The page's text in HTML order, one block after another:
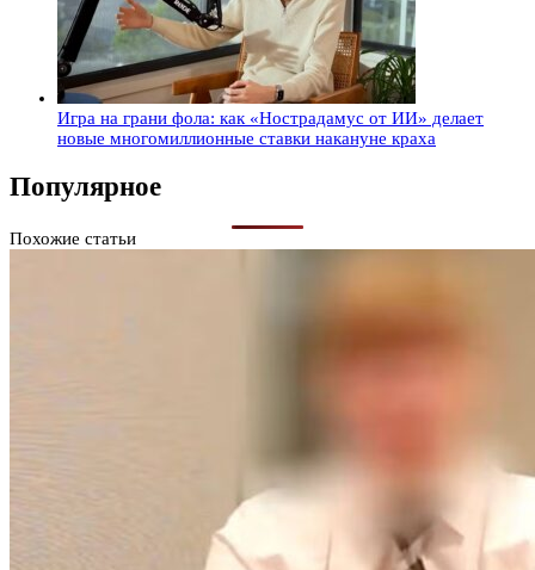
Игра на грани фола: как «Нострадамус от ИИ» делает
новые многомиллионные ставки накануне краха
Популярное
Похожие статьи